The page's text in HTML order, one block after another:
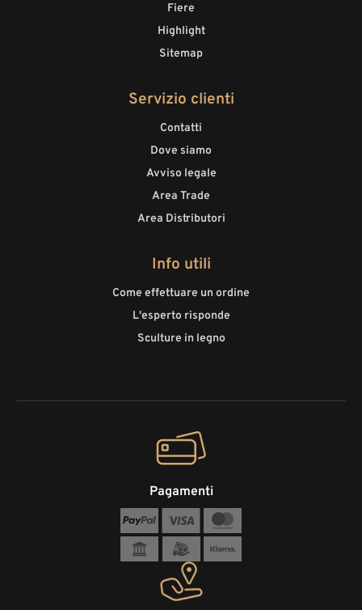
Fiere
Highlight
Sitemap
Servizio clienti
Contatti
Dove siamo
Avviso legale
Area Trade
Area Distributori
Info utili
Come effettuare un ordine
L'esperto risponde
Sculture in legno
Pagamenti